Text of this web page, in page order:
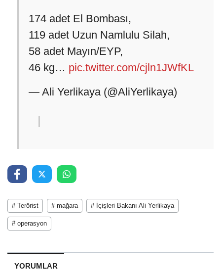
️174 adet El Bombası,
️119 adet Uzun Namlulu Silah,
️58 adet Mayın/EYP,
️46 kg… pic.twitter.com/cjln1JWfKL
— Ali Yerlikaya (@AliYerlikaya)
# Terörist # mağara # İçişleri Bakanı Ali Yerlikaya
# operasyon
YORUMLAR